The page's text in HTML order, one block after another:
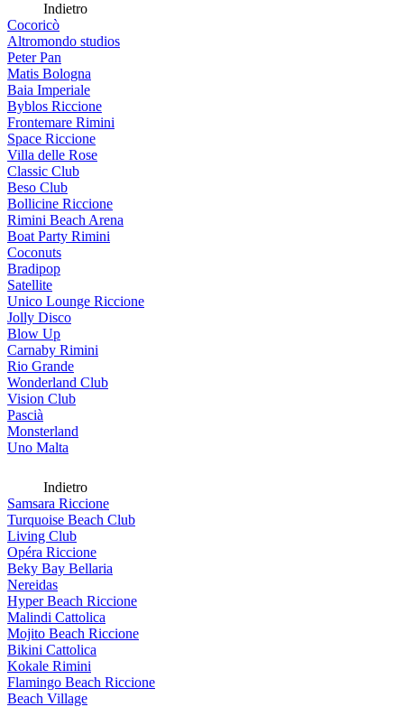
Indietro
Cocoricò
Altromondo studios
Peter Pan
Matis Bologna
Baia Imperiale
Byblos Riccione
Frontemare Rimini
Space Riccione
Villa delle Rose
Classic Club
Beso Club
Bollicine Riccione
Rimini Beach Arena
Boat Party Rimini
Coconuts
Bradipop
Satellite
Unico Lounge Riccione
Jolly Disco
Blow Up
Carnaby Rimini
Rio Grande
Wonderland Club
Vision Club
Pascià
Monsterland
Uno Malta
Indietro
Samsara Riccione
Turquoise Beach Club
Living Club
Opéra Riccione
Beky Bay Bellaria
Nereidas
Hyper Beach Riccione
Malindi Cattolica
Mojito Beach Riccione
Bikini Cattolica
Kokale Rimini
Flamingo Beach Riccione
Beach Village